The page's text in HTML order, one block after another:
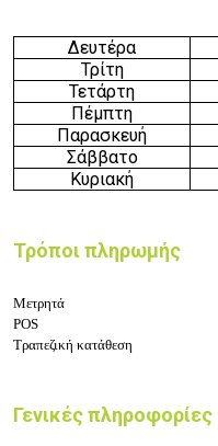
Δευτέρα
Τρίτη
Τετάρτη
Πέμπτη
Παρασκευή
Σάββατο
Κυριακή
Τρόποι πληρωμής
Μετρητά
POS
Τραπεζική κατάθεση
Γενικές πληροφορίες